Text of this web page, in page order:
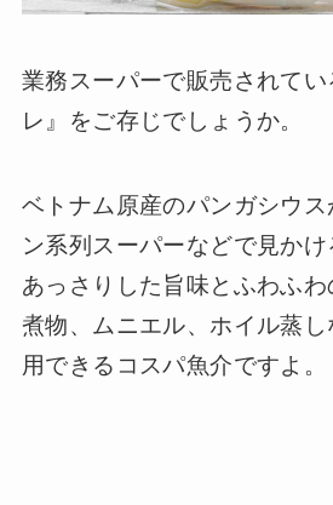
業務スーパーで販売されてい
レ』をご存じでしょうか。
ベトナム原産のパンガシウ
ン系列スーパーなどで見かけ
あっさりした旨味とふわふわ
煮物、ムニエル、ホイル蒸
用できるコスパ魚介ですよ。